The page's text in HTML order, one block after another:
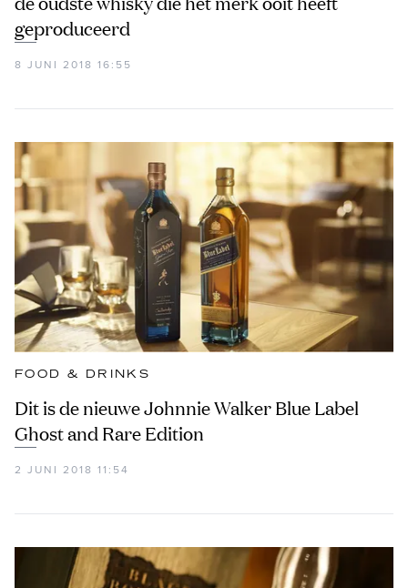
geproduceerd
8 JUNI 2018 16:55
FOOD & DRINKS
Dit is de nieuwe Johnnie Walker Blue Label
Ghost and Rare Edition
2 JUNI 2018 11:54